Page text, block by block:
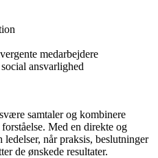
medarbejdere
ansvarlighed
samtaler og kombinere
Med en direkte og
når praksis, beslutninger
de ønskede resultater.